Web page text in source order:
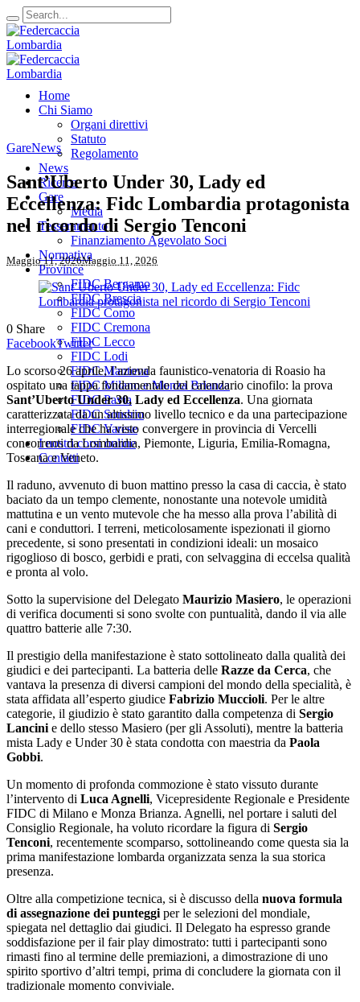
Home
Chi Siamo
Organi direttivi
Statuto
Regolamento
News
Ricerca
Gare
Media
Tesseramento
Finanziamento Agevolato Soci
Normativa
Province
FIDC Bergamo
FIDC Brescia
FIDC Como
FIDC Cremona
FIDC Lecco
FIDC Lodi
FIDC Mantova
FIDC Milano e Monza Brianza
FIDC Pavia
FIDC Sondrio
FIDC Varese
I nostri corsi online
Contatti
GareNews
Sant’Uberto Under 30, Lady ed
Eccellenza: Fidc Lombardia protagonista
nel ricordo di Sergio Tenconi
Maggio 11, 2026Maggio 11, 2026
0 Share
FacebookTwitter
Lo scorso 26 aprile, l’azienda faunistico-venatoria di Roasio ha
ospitato una tappa fondamentale del calendario cinofilo: la prova
Sant’Uberto Under 30, Lady ed Eccellenza. Una giornata
caratterizzata da un altissimo livello tecnico e da una partecipazione
interregionale che ha visto convergere in provincia di Vercelli
concorrenti da Lombardia, Piemonte, Liguria, Emilia-Romagna,
Toscana e Veneto.
Il raduno, avvenuto di buon mattino presso la casa di caccia, è stato
baciato da un tempo clemente, nonostante una notevole umidità
mattutina e un vento mutevole che ha messo alla prova l’abilità di
cani e conduttori. I terreni, meticolosamente ispezionati il giorno
precedente, si sono presentati in condizioni ideali: un mosaico
rigoglioso di bosco, gerbidi e prati, con selvaggina di eccelsa qualità
e pronta al volo.
Sotto la supervisione del Delegato Maurizio Masiero, le operazioni
di verifica documenti si sono svolte con puntualità, dando il via alle
quattro batterie alle 7:30.
Il prestigio della manifestazione è stato sottolineato dalla qualità dei
giudici e dei partecipanti. La batteria delle Razze da Cerca, che
vantava la presenza di diversi campioni del mondo della specialità, è
stata affidata all’esperto giudice Fabrizio Muccioli. Per le altre
categorie, il giudizio è stato garantito dalla competenza di Sergio
Lancini e dello stesso Masiero (per gli Assoluti), mentre la batteria
mista Lady e Under 30 è stata condotta con maestria da Paola
Gobbi.
Un momento di profonda commozione è stato vissuto durante
l’intervento di Luca Agnelli, Vicepresidente Regionale e Presidente
FIDC di Milano e Monza Brianza. Agnelli, nel portare i saluti del
Consiglio Regionale, ha voluto ricordare la figura di Sergio
Tenconi, recentemente scomparso, sottolineando come questa sia la
prima manifestazione lombarda organizzata senza la sua storica
presenza.
Oltre alla competizione tecnica, si è discusso della nuova formula
di assegnazione dei punteggi per le selezioni del mondiale,
spiegata nel dettaglio dai giudici. Il Delegato ha espresso grande
soddisfazione per il fair play dimostrato: tutti i partecipanti sono
rimasti fino al termine delle premiazioni, a dimostrazione di uno
spirito sportivo d’altri tempi, prima di concludere la giornata con il
tradizionale momento conviviale.